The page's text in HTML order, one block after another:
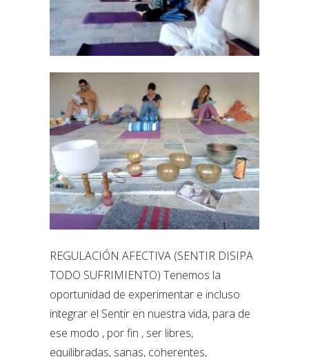
REGULACIÓN AFECTIVA (SENTIR DISIPA
TODO SUFRIMIENTO) Tenemos la
oportunidad de experimentar e incluso
integrar el Sentir en nuestra vida, para de
ese modo , por fin , ser libres,
equilibradas, sanas, coherentes,